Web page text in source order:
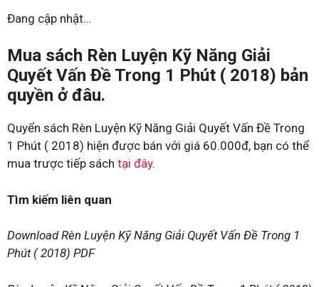
Đang cập nhật…
Mua sách Rèn Luyện Kỹ Năng Giải
Quyết Vấn Đề Trong 1 Phút ( 2018) bản
quyền ở đâu.
Quyển sách Rèn Luyện Kỹ Năng Giải Quyết Vấn Đề Trong
1 Phút ( 2018) hiện được bán với giá 60.000đ, bạn có thể
mua trược tiếp sách tại đây.
Tìm kiếm liên quan
Download Rèn Luyện Kỹ Năng Giải Quyết Vấn Đề Trong 1
Phút ( 2018) PDF